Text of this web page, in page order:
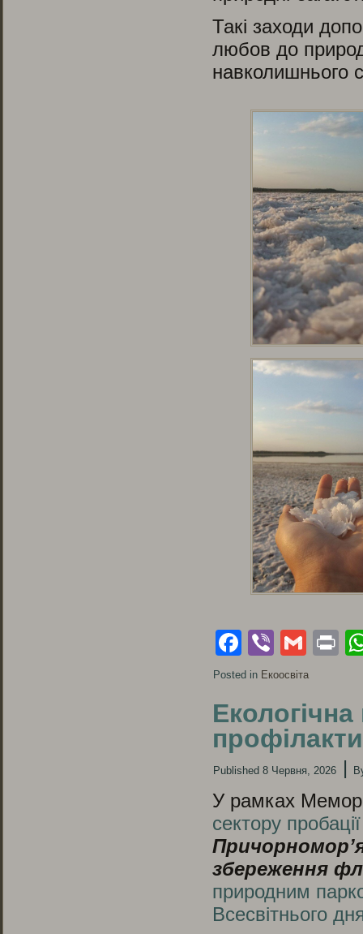
Такі заходи
любов до
навколишнього
Facebook
Viber
Posted in Екоосвіта
Published 8 Червня, 2026 |
У рамках
сектору пробації
збереження
природним
Всесвітнього